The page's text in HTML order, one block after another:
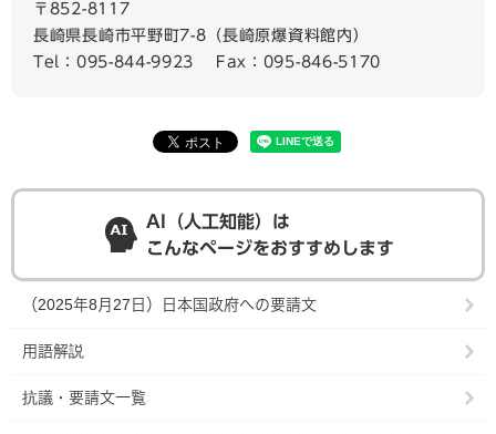
〒852-8117
長崎県長崎市平野町7-8（長崎原爆資料館内）
Tel：095-844-9923
Fax：095-846-5170
AI（人工知能）は
こんなページをおすすめします
（2025年8月27日）日本国政府への要請文
用語解説
抗議・要請文一覧